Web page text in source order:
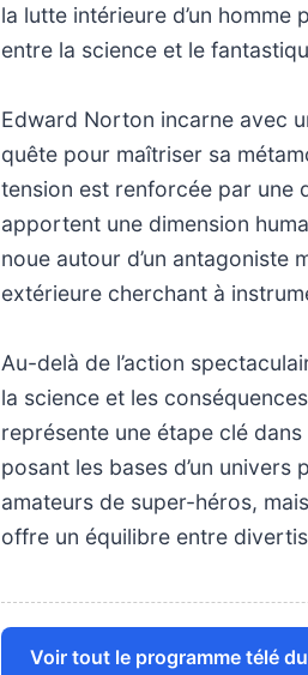
la lutte intérieure d’un
entre la science et le
Edward Norton incarne avec
quête pour maîtriser sa
tension est renforcée par une
apportent une dimension
noue autour d’un antagoniste
extérieure cherchant à
Au-delà de l’action
la science et les
représente une étape clé
posant les bases d’un
amateurs de super-héros,
offre un équilibre entre
Voir tout le programme télé